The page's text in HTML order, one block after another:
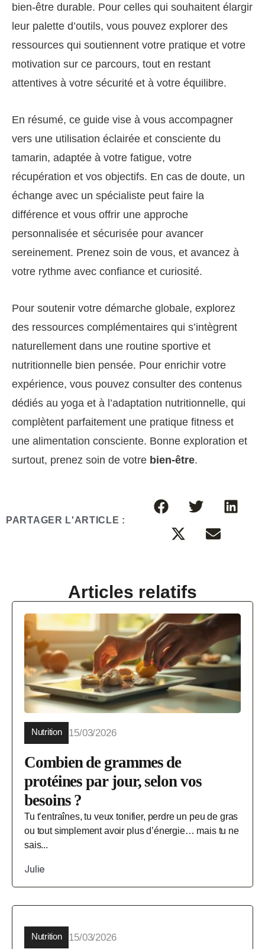
bien-être durable. Pour celles qui souhaitent élargir
leur palette d’outils, vous pouvez explorer des
ressources qui soutiennent votre pratique et votre
motivation sur ce parcours, tout en restant
attentives à votre sécurité et à votre équilibre.
En résumé, ce guide vise à vous accompagner
vers une utilisation éclairée et consciente du
tamarin, adaptée à votre fatigue, votre
récupération et vos objectifs. En cas de doute, un
échange avec un spécialiste peut faire la
différence et vous offrir une approche
personnalisée et sécurisée pour avancer
sereinement. Prenez soin de vous, et avancez à
votre rythme avec confiance et curiosité.
Pour soutenir votre démarche globale, explorez
des ressources complémentaires qui s’intègrent
naturellement dans une routine sportive et
nutritionnelle bien pensée. Pour enrichir votre
expérience, vous pouvez consulter des contenus
dédiés au yoga et à l’adaptation nutritionnelle, qui
complètent parfaitement une pratique fitness et
une alimentation consciente. Bonne exploration et
surtout, prenez soin de votre bien-être.
PARTAGER L'ARTICLE :
Articles relatifs
Nutrition 15/03/2026
Combien de grammes de
protéines par jour, selon vos
besoins ?
Tu t’entraînes, tu veux tonifier, perdre un peu de gras
ou tout simplement avoir plus d’énergie… mais tu ne
sais...
Julie
Nutrition 15/03/2026